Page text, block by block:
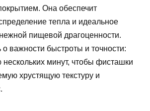
Она обеспечит
тепла и идеальное
пищевой драгоценности.
важности быстроты и точности:
нескольких минут, чтобы фисташки
хрустящую текстуру и